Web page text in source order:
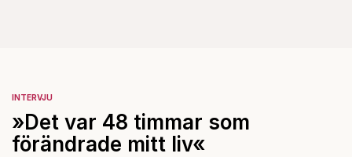
INTERVJU
»Det var 48 timmar som
förändrade mitt liv«